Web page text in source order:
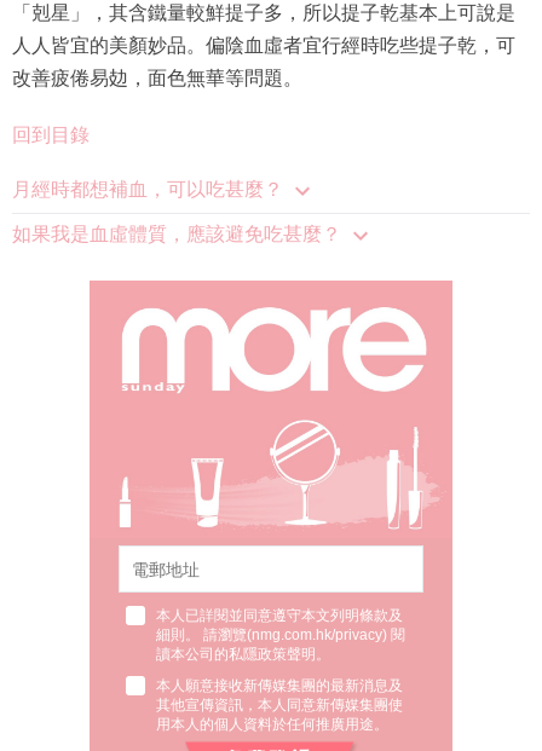
「剋星」，其含鐵量較鮮提子多，所以提子乾基本上可說是
人人皆宜的美顏妙品。偏陰血虛者宜行經時吃些提子乾，可
改善疲倦易攰，面色無華等問題。
回到目錄
月經時都想補血，可以吃甚麼？
如果我是血虛體質，應該避免吃甚麼？
本人已詳閱並同意遵守本文列明條款及
細則。 請瀏覽(nmg.com.hk/privacy) 閱
讀本公司的私隱政策聲明。
本人願意接收新傳媒集團的最新消息及
其他宣傳資訊，本人同意新傳媒集團使
用本人的個人資料於任何推廣用途。